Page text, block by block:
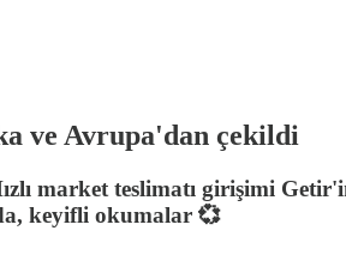
ve Avrupa'dan çekildi
market teslimatı girişimi
keyifli okumalar 💞